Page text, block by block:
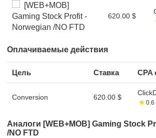
[WEB+MOB]
Gaming Stock Profit -
Norwegian /NO FTD
620.00 $
Оплачиваемые действия
Цель Ставка CPA
Conversion 620.00 $
0.6
Аналоги [WEB+MOB] Gaming Stock
/NO FTD